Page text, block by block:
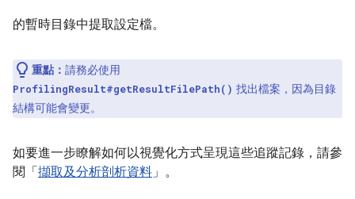
的暫時目錄中提取設定檔。
重點： 請務必使用
ProfilingResult#getResultFilePath() 找出檔案，因為目錄
結構可能會變更。
如要進一步瞭解如何以視覺化方式呈現這些追蹤記錄，請參
閱「 擷取及分析剖析資料」。